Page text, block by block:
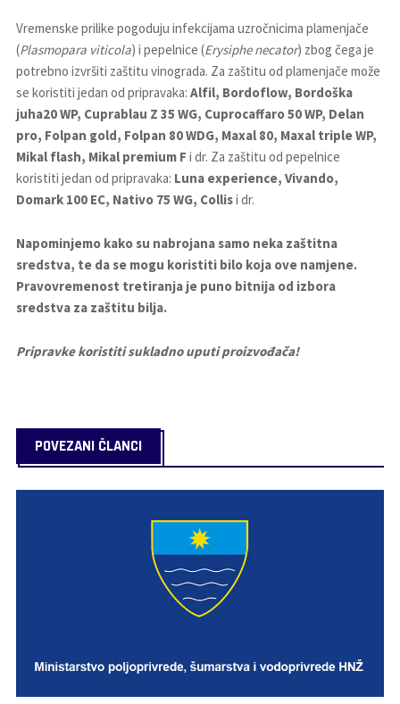
Vremenske prilike pogoduju infekcijama uzročnicima plamenjače
(Plasmopara viticola) i pepelnice (Erysiphe necator) zbog čega je
potrebno izvršiti zaštitu vinograda. Za zaštitu od plamenjače može
se koristiti jedan od pripravaka: Alfil, Bordoflow, Bordoška
juha20 WP, Cuprablau Z 35 WG, Cuprocaffaro 50 WP, Delan
pro, Folpan gold, Folpan 80 WDG, Maxal 80, Maxal triple WP,
Mikal flash, Mikal premium F i dr. Za zaštitu od pepelnice
koristiti jedan od pripravaka: Luna experience, Vivando,
Domark 100 EC, Nativo 75 WG, Collisi dr.
Napominjemo kako su nabrojana samo neka zaštitna
sredstva, te da se mogu koristiti bilo koja ove namjene.
Pravovremenost tretiranja je puno bitnija od izbora
sredstva za zaštitu bilja.
Pripravke koristiti sukladno uputi proizvođača!
POVEZANI ČLANCI